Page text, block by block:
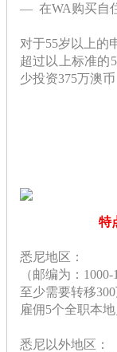
— 在WA购买自
对于55岁以上的
超过以上标准的
少投资375万澳
特
悉尼地区：
（邮编为：1000-
至少需要转移
雇佣5个全职本
悉尼以外地区：